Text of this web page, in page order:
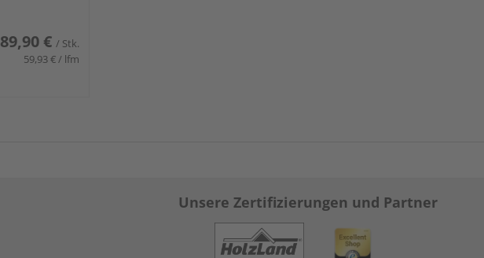
89,90 € / Stk.
59,93 € / lfm
Unsere Zertifizierungen und Partner